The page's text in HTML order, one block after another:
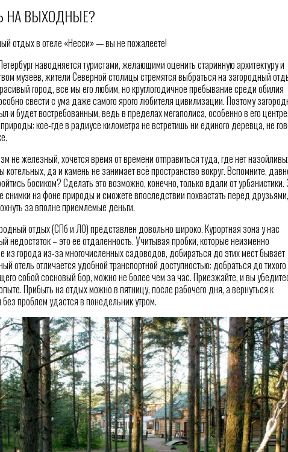
НА ВЫХОДНЫЕ?
отдых в отеле «Несси» — вы не пожалеете!
наводняется туристами, желающими оценить старинную архитектуру и
музеев, жители Северной столицы стремятся выбраться на загородный
город, все мы его любим, но круглогодичное пребывание среди обилия
свести с ума даже самого ярого любителя цивилизации. Поэтому
и будет востребованным, ведь в пределах мегаполиса, особенно в его центре,
кое-где в радиусе километра не встретишь ни единого деревца, не
не железный, хочется время от времени отправиться туда, где нет
да и камень не занимает всё пространство вокруг. Вспомните,
босиком? Сделать это возможно, конечно, только вдали от
снимки на фоне природы и сможете впоследствии похвастать перед
за вполне приемлемые деньги.
отдых (СПб и ЛО) представлен довольно широко. Курортная зона у нас
недостаток – это ее отдаленность. Учитывая пробки, которые неизменно
из города из-за многочисленных садоводов, добираться до этих мест бывает
отель отличается удобной транспортной доступностью: добраться до тихого
собой сосновый бор, можно не более чем за час. Приезжайте, и вы
Прибыть на отдых можно в пятницу, после рабочего дня, а вернуться к
проблем удастся в понедельник утром.